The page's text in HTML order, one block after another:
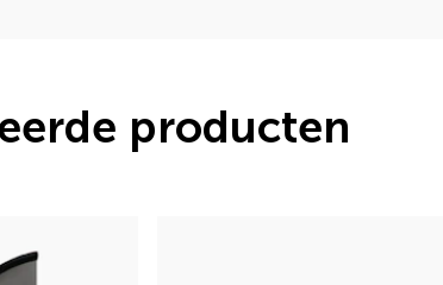
producten